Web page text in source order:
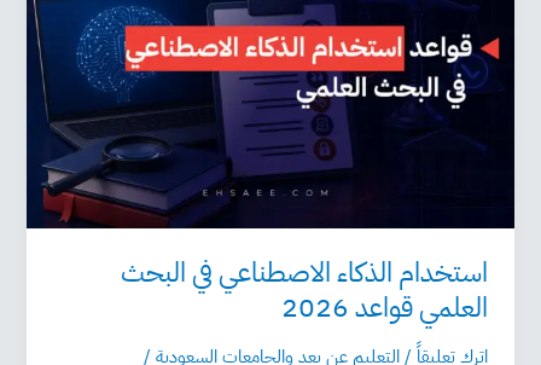
استخدام الذكاء الاصطناعي في البحث
العلمي قواعد 2026
اترك تعليقاً /التعليم عن بعد والجامعات السعودية /
في
البحث
العلمي
قواعد
2026